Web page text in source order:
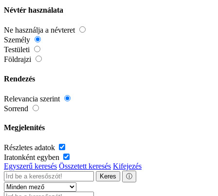
Névtér használata
Ne használja a névteret
Személy
Testületi
Földrajzi
Rendezés
Relevancia szerint
Sorrend
Megjelenítés
Részletes adatok
Iratonként egyben
Egyszerű keresés Összetett keresés Kifejezés
Keres ⓘ